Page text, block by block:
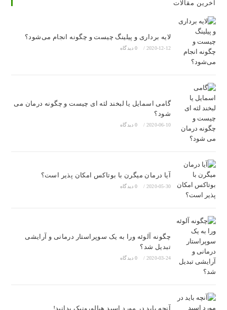
آخرین مقالات
لایه برداری و پیلینگ چیست و چگونه انجام می‌شود؟
2020-12-12
/ 0 دیدگاه
گامی اسمایل یا لبخند لثه ای چیست و چگونه درمان می
شود؟
2020-06-10
/ 0 دیدگاه
آیا درمان میگرن با بوتاکس امکان پذیر است؟
2020-05-30
/ 0 دیدگاه
چگونه آلوئه ورا به یک سوپراستار درمانی و آرایشی
تبدیل شد؟
2020-03-24
/ 0 دیدگاه
آنچه باید در مورد اسید هیالورونیک بدانید!